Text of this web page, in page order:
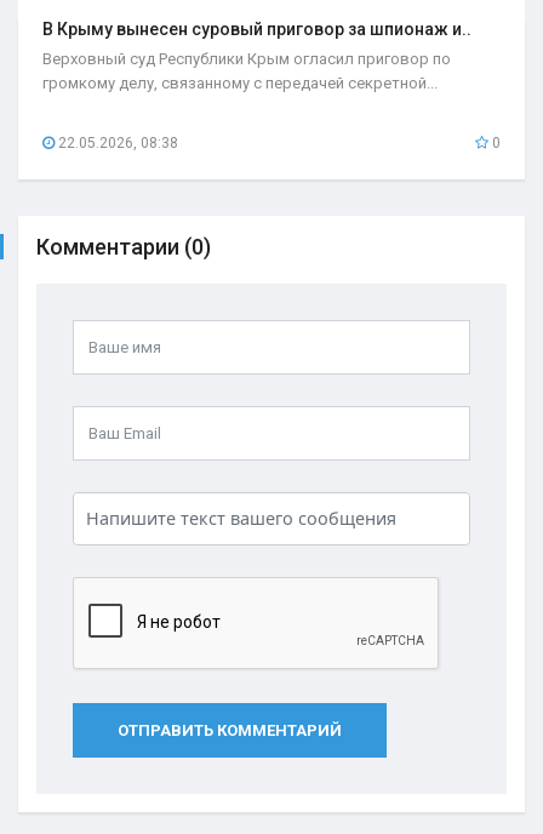
В Крыму вынесен суровый приговор за шпионаж и..
Верховный суд Республики Крым огласил приговор по
громкому делу, связанному с передачей секретной...
22.05.2026, 08:38 0
Комментарии (0)
ОТПРАВИТЬ КОММЕНТАРИЙ